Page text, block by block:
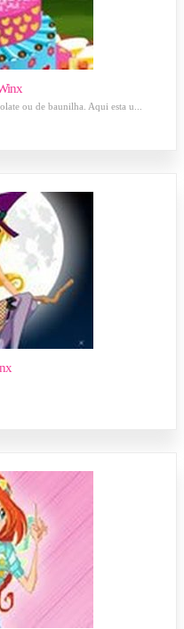
ou de baunilha. Aqui esta u...